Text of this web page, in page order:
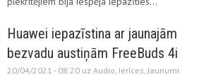
Huawei iepazīstina ar jaunajām
bezvadu austiņām FreeBuds 4i
20/04/2021 - 08:20 uz Audio, Ierīces,Jaunumi